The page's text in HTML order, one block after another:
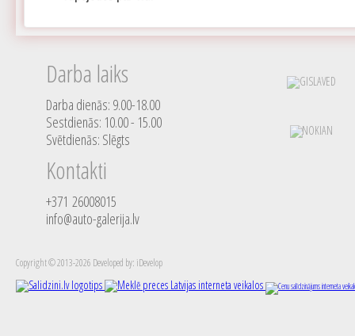
Darba laiks
Darba dienās: 9.00-18.00
Sestdienās: 10.00 - 15.00
Svētdienās: Slēgts
Kontakti
+371 26008015
info@auto-galerija.lv
Copyright © 2013-2026 Developed by: iDevelop